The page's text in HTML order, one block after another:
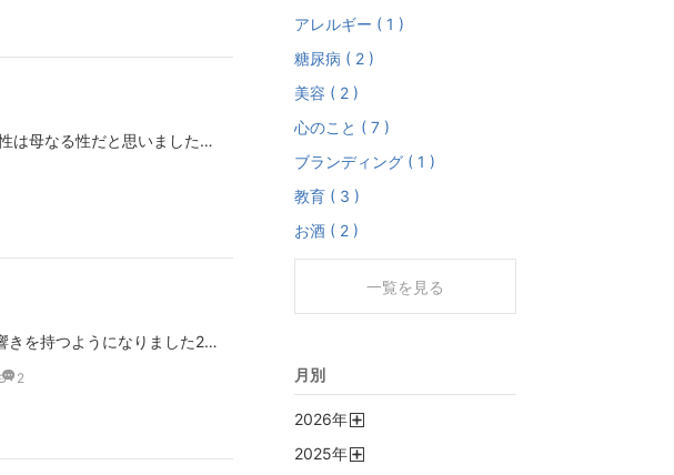
子どもがいてもいなくても女性は母なる性だと思いました唐突に何をいってるのかというと高市早苗さん、片山さつきさんお二方とも不妊治療をご経験され結果としてはご自身は子だからに恵まれなかったしかし、片山さつきさんはこれからは日本中の子どもたちの将来のためすなわち国家国民のために生き尽くそうと考えられたそうです高市早苗さんは​私がどれほど日本をそして日本人を愛しているかその思いを、明日の未来へつなげたい皆様と同じように私はこの国の力を信じていますと、sns上に記されてます『我が子』というのは血の繋がりとか、あるいは物理的な子育てをした子どもを指す言葉で終わらないのかもしれない国民を我が子のように思えるほど守りたい存在慈しむ存在幸せな未来を願ってやまない存在たり得るのが母性でもあるのじゃないか？と思うのですたまたま政治家のことですがおそらく同じような想いで会社経営をしたり後輩を育てたりしてる女性もいるのかもしれません子どもが欲しくても授からなかったことが不幸ではなくてもっと大きな意味での子育てをしている女性が世の中にはたくさんいる気がしますかつて、お子様を一歳で亡くされ妊娠も出来にくくなってしまわれた女性と少し関わることがあったのですが彼女は旦那さまと“世界中に子どもたちがいるその子たちを育てているつもり”という趣旨のことをおっしゃられておりそのときは、よくわかってなかったのですが彼女は会社を経営されており関わり合う全ての人を魅了するような優しさと同時に厳しさのある方でした社員にもプライベートで会う人にも溢れる愛で接するのですそれは甘やかすというわけではなく人間を成長させてくれるのですそういう“子育て”をしていたのですむしろ、いわゆる“わが子”という存在がいないからこそより深く大きな視点での“子育て”ができるのかもしれません
October 7というのが特別な響きを持つようになりました2023年10月7日日本でも報道はされてると思いますが『ハマスが』イスラエル人を1200人殺害し250人以上を拉致監禁したことからはじまったこの戦争です(というと、1948年からだと言う人が必ずいますが)日本の報道はあまり見ませんがガザの苦しみが始まった日として報道されているのがほとんどでしょういまでも苦しむガザ市民はイスラエルによって殺害され飢えに苦しみというような報道でしょうでもいつも思うイスラエルは『人質を返せば終わる』とずっと言っています人質を返さないハマスには圧力をかけないの？市民を戦争の最中に放り出し自分たちは地下に潜り込むハマスはどうなの？ハマスの幹部はカタールで裕福に命の危機を感じず生きています(少なくともイスラエルがカタールのハマスをターゲットにに攻撃するまでは)イスラエルが正しいなど思わないでも、あまりに偏ってるだけどここにきてやっとイスラエルとハマス双方の停戦合意がありましただからと言って本当に停戦に至るかわからない何度もぬか喜びをしましたからこの2年で世界を見る景色が丸っとかわりました価値観の違いの理解を深めるほど相入れないことがわかる理解すれば尊重し合えるなど綺麗事にすぎない寧ろそれこそ理解してない尊重してないと思うのです奢りだと思うのですだって求める世界が違うから個々を尊重することなどに価値を感じない人たちもいる平和を叫びながら人を弾劾し殺害する人がいるそれがわたしの見た現実ですこの手のことを書くと絡まれることがありますが議論する気はありません
2
アレルギー ( 1 )
糖尿病 ( 2 )
美容 ( 2 )
心のこと ( 7 )
ブランディング ( 1 )
教育 ( 3 )
お酒 ( 2 )
一覧を見る
月別
2026年
2025年